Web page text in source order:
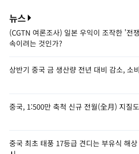
뉴스
(CGTN 여론조사) 일본 우익이 조작한 '전
속이려는 것인가?
상반기 중국 금 생산량 전년 대비 감소, 소
중국, 1:500만 축척 신규 전월(全月) 지질
중국 최초 태풍 17등급 견디는 부유식 해